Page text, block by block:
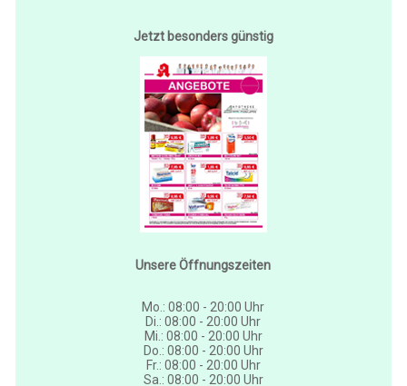
Jetzt besonders günstig
Unsere Öffnungszeiten
Mo.: 08:00 - 20:00 Uhr
Di.: 08:00 - 20:00 Uhr
Mi.: 08:00 - 20:00 Uhr
Do.: 08:00 - 20:00 Uhr
Fr.: 08:00 - 20:00 Uhr
Sa.: 08:00 - 20:00 Uhr